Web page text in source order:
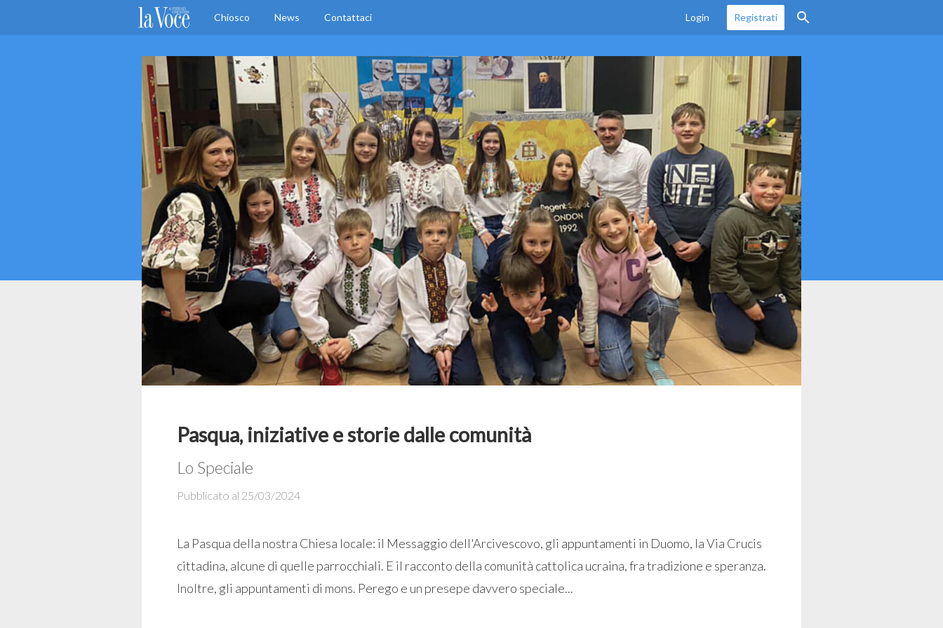
Chiosco News Contattaci Login Registrati
Pasqua, iniziative e storie dalle comunità
Lo Speciale
Pubblicato al 25/03/2024
La Pasqua della nostra Chiesa locale: il Messaggio dell'Arcivescovo, gli appuntamenti in Duomo, la Via Crucis
cittadina, alcune di quelle parrocchiali. E il racconto della comunità cattolica ucraina, fra tradizione e speranza.
Inoltre, gli appuntamenti di mons. Perego e un presepe davvero speciale...